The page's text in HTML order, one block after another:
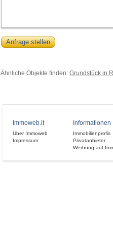
Anfrage stellen
Ähnliche Objekte finden: Grundstück in
Immoweb.it
Über Immoweb
Impressum
Informationen
Immobilienprofis
Privatanbieter
Werbung auf